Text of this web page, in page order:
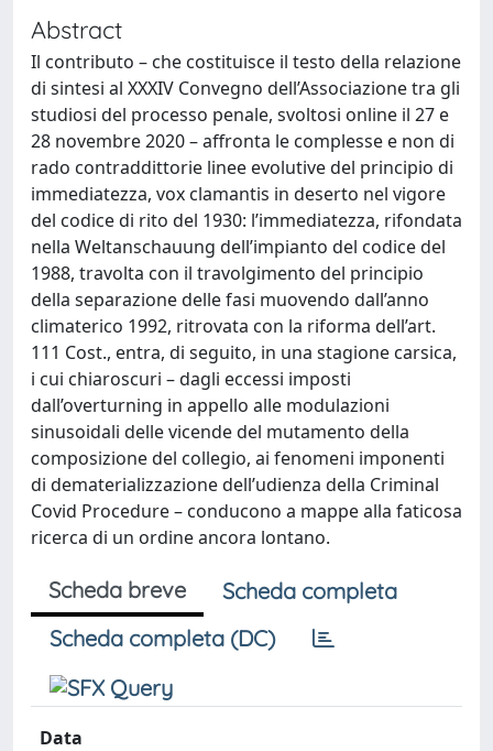
Abstract
Il contributo – che costituisce il testo della relazione
di sintesi al XXXIV Convegno dell’Associazione tra gli
studiosi del processo penale, svoltosi online il 27 e
28 novembre 2020 – affronta le complesse e non di
rado contraddittorie linee evolutive del principio di
immediatezza, vox clamantis in deserto nel vigore
del codice di rito del 1930: l’immediatezza, rifondata
nella Weltanschauung dell’impianto del codice del
1988, travolta con il travolgimento del principio
della separazione delle fasi muovendo dall’anno
climaterico 1992, ritrovata con la riforma dell’art.
111 Cost., entra, di seguito, in una stagione carsica,
i cui chiaroscuri – dagli eccessi imposti
dall’overturning in appello alle modulazioni
sinusoidali delle vicende del mutamento della
composizione del collegio, ai fenomeni imponenti
di dematerializzazione dell’udienza della Criminal
Covid Procedure – conducono a mappe alla faticosa
ricerca di un ordine ancora lontano.
Scheda breve
Scheda completa
Scheda completa (DC)
Data